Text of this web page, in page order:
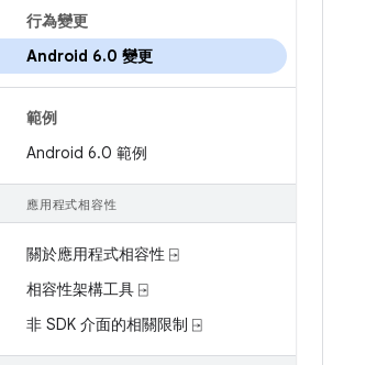
行為變更
Android 6.0 變更
範例
Android 6.0 範例
應用程式相容性
關於應用程式相容性 ⍈
相容性架構工具 ⍈
非 SDK 介面的相關限制 ⍈